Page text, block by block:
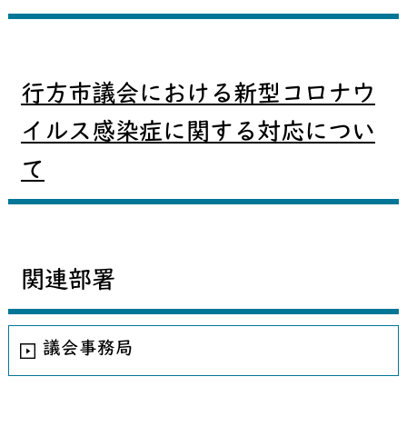
行方市議会における新型コロナウ
イルス感染症に関する対応につい
て
関連部署
議会事務局